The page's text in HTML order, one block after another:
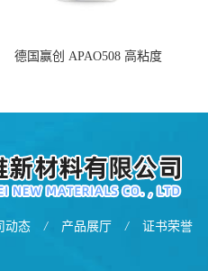
德国赢创 APAO508 高粘度
动态 / 产品展厅 / 证书荣誉